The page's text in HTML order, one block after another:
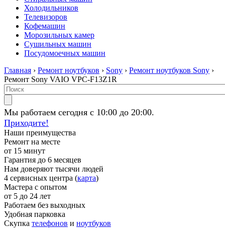
Холодильников
Телевизоров
Кофемашин
Морозильных камер
Сушильных машин
Посудомоечных машин
Главная › Ремонт ноутбуков › Sony › Ремонт ноутбуков Sony ›
Ремонт Sony VAIO VPC-F13Z1R
Мы работаем сегодня с 10:00 до 20:00.
Приходите!
Наши преимущества
Ремонт на месте
от 15 минут
Гарантия до 6 месяцев
Нам доверяют тысячи людей
4 сервисных центра (карта)
Мастера с опытом
от 5 до 24 лет
Работаем без выходных
Удобная парковка
Скупка телефонов и ноутбуков